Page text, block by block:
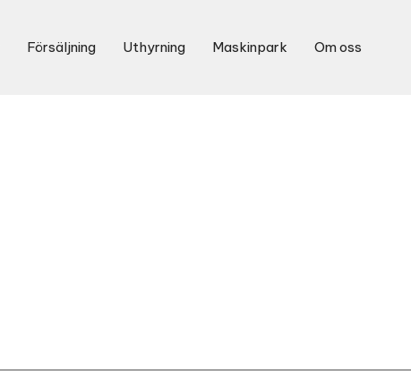
Försäljning Uthyrning Maskinpark Om oss